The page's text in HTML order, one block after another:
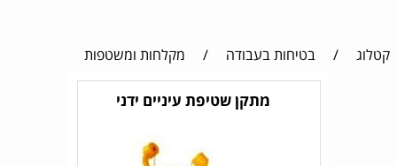
קטלוג / בטיחות בעבודה / מקלחות ומשטפות
מתקן שטיפת עיניים ידני